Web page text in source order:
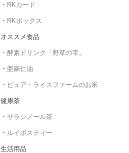
・ RKカード
・ RKボックス
オススメ食品
・ 酵素ドリンク「野草の雫」
・ 亜麻仁油
・ ピュア・ライスファームのお米
健康茶
・ サラシノール茶
・ ルイボスティー
生活用品